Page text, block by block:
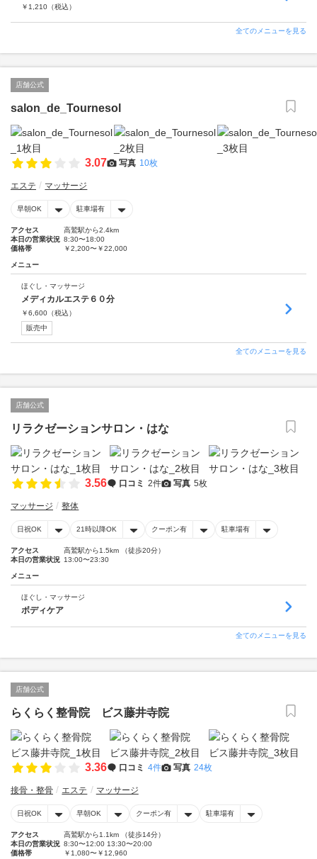
￥ 1,210 （税込）
全てのメニューを見る
店舗公式
salon_de_Tournesol
3.07 写真 10枚
エステ マッサージ
早朝OK 駐車場有
アクセス
高鷲駅から2.4km
本日の営業状況 8:30〜18:00
価格帯
￥2,200〜￥22,000
メニュー
ほぐし・マッサージ
メディカルエステ６０分
￥6,600 （税込）
販売中
全てのメニューを見る
店舗公式
リラクゼーションサロン・はな
3.56 口コミ 2件 写真 5枚
マッサージ 整体
日祝OK 21時以降OK クーポン有 駐車場有
アクセス
高鷲駅から1.5km （徒歩20分）
本日の営業状況 13:00〜23:30
メニュー
ほぐし・マッサージ
ボディケア
全てのメニューを見る
店舗公式
らくらく整骨院 ビス藤井寺院
3.36 口コミ 4件 写真 24枚
接骨・整骨 エステ マッサージ
日祝OK 早朝OK クーポン有 駐車場有
アクセス
高鷲駅から1.1km （徒歩14分）
本日の営業状況 8:30〜12:00 13:30〜20:00
価格帯
￥1,080〜￥12,960